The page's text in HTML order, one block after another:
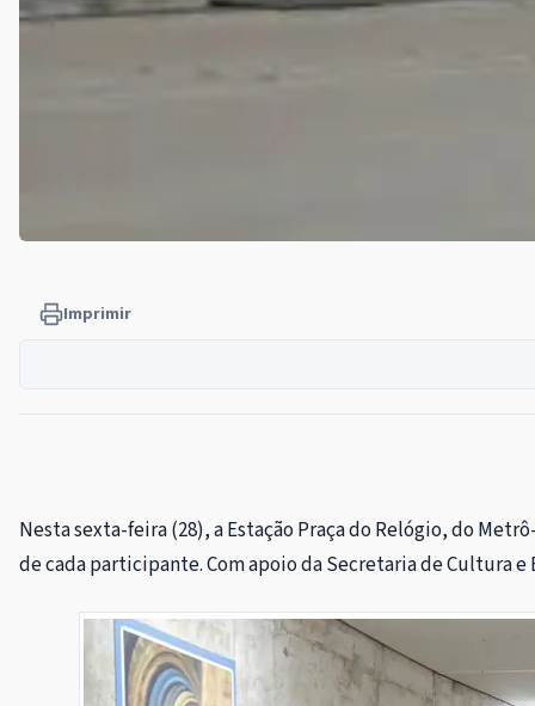
Imprimir
Nesta sexta-feira (28), a Estação Praça do Relógio, do
de cada participante. Com apoio da Secretaria de Cultura